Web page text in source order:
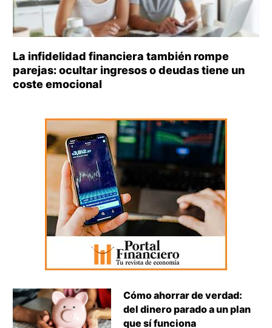
La infidelidad financiera también rompe
parejas: ocultar ingresos o deudas tiene un
coste emocional
Cómo ahorrar de verdad:
del dinero parado a un plan
que sí funciona